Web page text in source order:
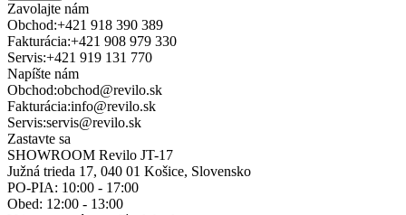
Zavolajte nám
Obchod:+421 918 390 389
Fakturácia:+421 908 979 330
Servis:+421 919 131 770
Napíšte nám
Obchod:obchod@revilo.sk
Fakturácia:info@revilo.sk
Servis:servis@revilo.sk
Zastavte sa
SHOWROOM Revilo JT-17
Južná trieda 17, 040 01 Košice, Slovensko
PO-PIA: 10:00 - 17:00
Obed: 12:00 - 13:00